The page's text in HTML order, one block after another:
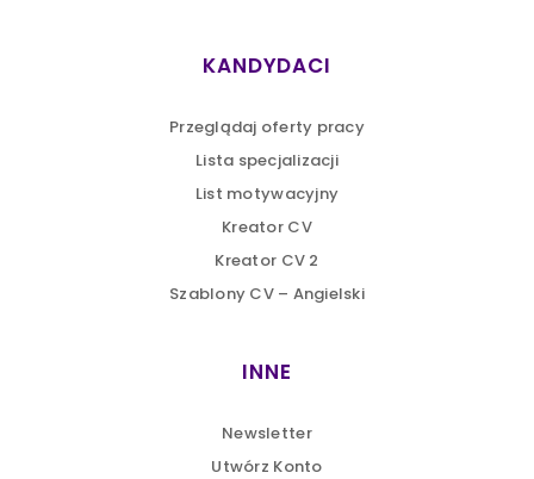
KANDYDACI
Przeglądaj oferty pracy
Lista specjalizacji
List motywacyjny
Kreator CV
Kreator CV 2
Szablony CV – Angielski
INNE
Newsletter
Utwórz Konto